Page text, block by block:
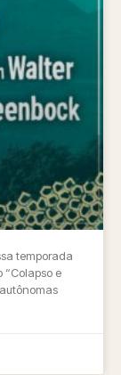
temporada
“Colapso e